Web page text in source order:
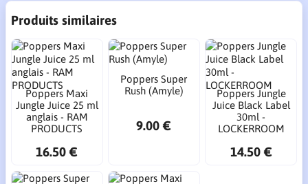
Produits similaires
Poppers Maxi
Jungle Juice 25 ml
anglais - RAM
PRODUCTS
16.50 €
Poppers Super
Rush (Amyle)
9.00 €
Poppers Jungle
Juice Black Label
30ml -
LOCKERROOM
14.50 €